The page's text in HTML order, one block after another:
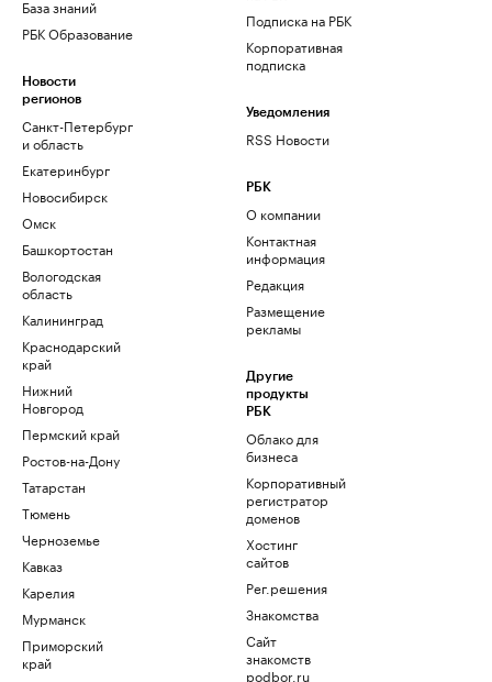
База знаний
РБК Образование
Новости
регионов
Санкт-Петербург
и область
Екатеринбург
Новосибирск
Омск
Башкортостан
Вологодская
область
Калининград
Краснодарский
край
Нижний
Новгород
Пермский край
Ростов-на-Дону
Татарстан
Тюмень
Черноземье
Кавказ
Карелия
Мурманск
Приморский
край
Подписка на РБК
Корпоративная
подписка
Уведомления
RSS Новости
РБК
О компании
Контактная
информация
Редакция
Размещение
рекламы
Другие
продукты
РБК
Облако для
бизнеса
Корпоративный
регистратор
доменов
Хостинг
сайтов
Рег.решения
Знакомства
Сайт
знакомств
podbor.ru